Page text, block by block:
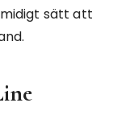
sätt att